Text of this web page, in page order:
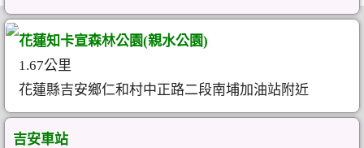
花蓮知卡宣森林公園(親水公園)
1.67公里
花蓮縣吉安鄉仁和村中正路二段南埔加油站附近
吉安車站